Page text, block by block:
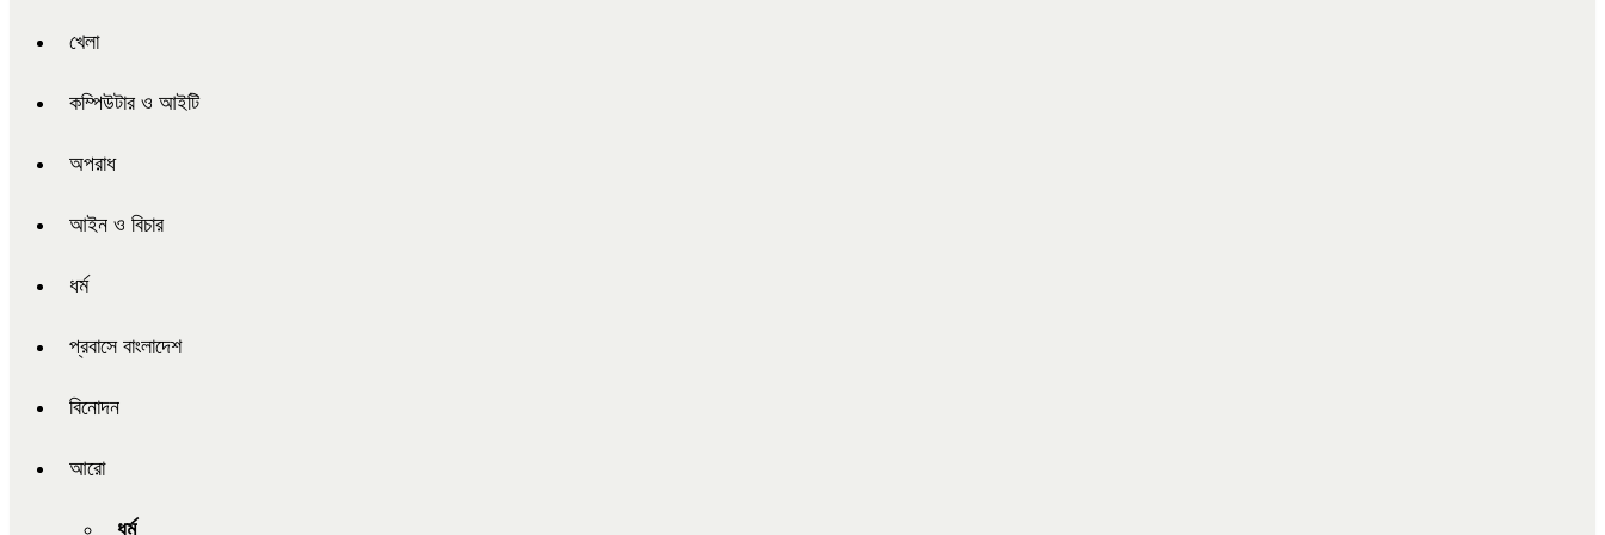
খেলা
কম্পিউটার ও আইটি
অপরাধ
আইন ও বিচার
ধর্ম
প্রবাসে বাংলাদেশ
বিনোদন
আরো
ধর্ম